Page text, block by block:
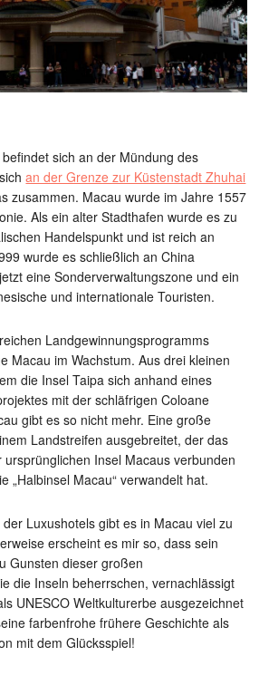
sich an der Mündung des
an der Grenze zur Küstenstadt Zhuhai
zusammen. Macau wurde im Jahre 1557
Als ein alter Stadthafen wurde es zu
Handelspunkt und ist reich an
wurde es schließlich an China
eine Sonderverwaltungszone und ein
und internationale Touristen.
Landgewinnungsprogramms
Macau im Wachstum. Aus drei kleinen
die Insel Taipa sich anhand eines
mit der schläfrigen Coloane
gibt es so nicht mehr. Eine große
Landstreifen ausgebreitet, der das
Insel Macaus verbunden
„Halbinsel Macau“ verwandelt hat.
Luxushotels gibt es in Macau viel zu
erscheint es mir so, dass sein
Gunsten dieser großen
die Inseln beherrschen, vernachlässigt
UNESCO Weltkulturerbe ausgezeichnet
farbenfrohe frühere Geschichte als
mit dem Glücksspiel!